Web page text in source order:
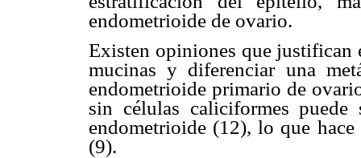
endometrioide de ovario.
Existen opiniones que justifican
mucinas y diferenciar una
endometrioide primario de
sin células caliciformes
endometrioide (12), lo que
(9).